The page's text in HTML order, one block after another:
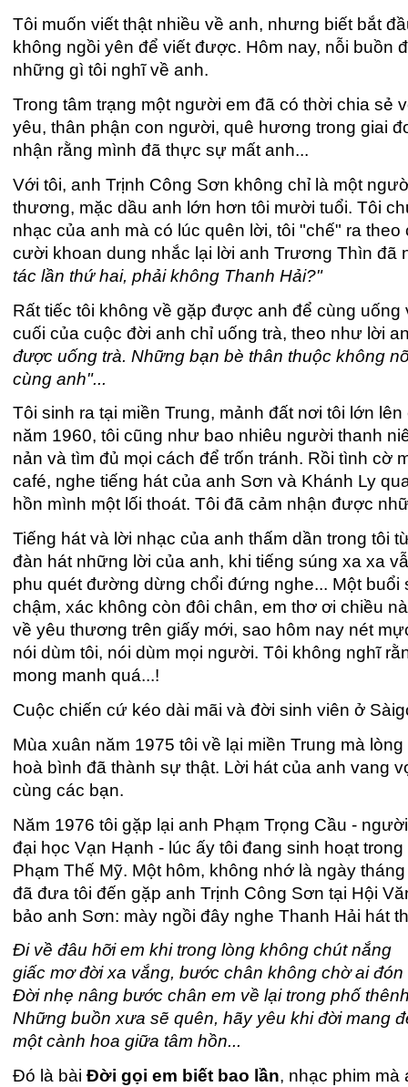
Tôi muốn viết thật nhiều về anh, nhưng biết bắt
không ngồi yên để viết được. Hôm nay, nỗi buồn
những gì tôi nghĩ về anh.
Trong tâm trạng một người em đã có thời chia
yêu, thân phận con người, quê hương trong giai
nhận rằng mình đã thực sự mất anh...
Với tôi, anh Trịnh Công Sơn không chỉ là một
thương, mặc dầu anh lớn hơn tôi mười tuổi. Tôi
nhạc của anh mà có lúc quên lời, tôi "chế" ra
cười khoan dung nhắc lại lời anh Trương Thìn đã
tác lần thứ hai, phải không Thanh Hải?"
Rất tiếc tôi không về gặp được anh để cùng
cuối của cuộc đời anh chỉ uống trà, theo như lời
được uống trà. Những bạn bè thân thuộc không
cùng anh"...
Tôi sinh ra tại miền Trung, mảnh đất nơi tôi lớn
năm 1960, tôi cũng như bao nhiêu người thanh
nản và tìm đủ mọi cách để trốn tránh. Rồi tình cờ
café, nghe tiếng hát của anh Sơn và Khánh Ly
hồn mình một lối thoát. Tôi đã cảm nhận được
Tiếng hát và lời nhạc của anh thấm dần trong tôi
đàn hát những lời của anh, khi tiếng súng xa xa
phu quét đường dừng chổi đứng nghe... Một
chậm, xác không còn đôi chân, em thơ ơi chiều
về yêu thương trên giấy mới, sao hôm nay nét
nói dùm tôi, nói dùm mọi người. Tôi không nghĩ
mong manh quá...!
Cuộc chiến cứ kéo dài mãi và đời sinh viên ở
Mùa xuân năm 1975 tôi về lại miền Trung mà
hoà bình đã thành sự thật. Lời hát của anh vang
cùng các bạn.
Năm 1976 tôi gặp lại anh Phạm Trọng Cầu -
đại học Vạn Hạnh - lúc ấy tôi đang sinh hoạt
Phạm Thế Mỹ. Một hôm, không nhớ là ngày
đã đưa tôi đến gặp anh Trịnh Công Sơn tại Hội
bảo anh Sơn: mày ngồi đây nghe Thanh Hải hát
Đi về đâu hỡi em khi trong lòng không chút nắng
giấc mơ đời xa vắng, bước chân không chờ ai đón
Đời nhẹ nâng bước chân em về lại trong phố
Những buồn xưa sẽ quên, hãy yêu khi đời mang
một cành hoa giữa tâm hồn...
Đó là bài Đời gọi em biết bao lần, nhạc phim